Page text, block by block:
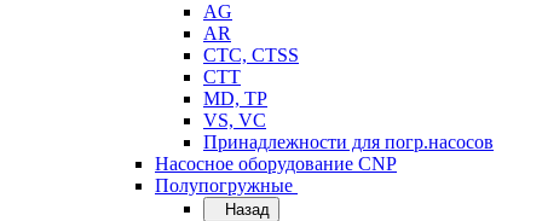
AG
AR
CTC, CTSS
CTT
MD, TP
VS, VC
Принадлежности для погр.насосов
Насосное оборудование CNP
Полупогружные
Назад